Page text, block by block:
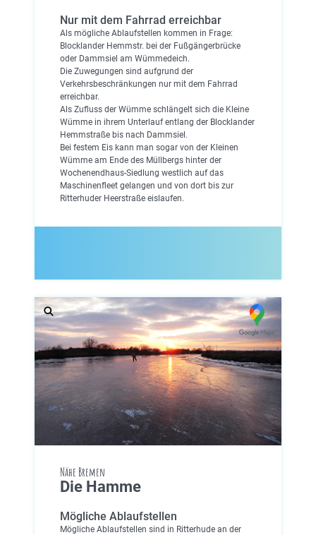
Nur mit dem Fahrrad erreichbar
Als mögliche Ablaufstellen kommen in Frage:
Blocklander Hemmstr. bei der Fußgängerbrücke
oder Dammsiel am Wümmedeich.
Die Zuwegungen sind aufgrund der
Verkehrsbeschränkungen nur mit dem Fahrrad
erreichbar.
Als Zufluss der Wümme schlängelt sich die Kleine
Wümme in ihrem Unterlauf entlang der Blocklander
Hemmstraße bis nach Dammsiel.
Bei festem Eis kann man sogar von der Kleinen
Wümme am Ende des Müllbergs hinter der
Wochenendhaus-Siedlung westlich auf das
Maschinenfleet gelangen und von dort bis zur
Ritterhuder Heerstraße eislaufen.
Nähe Bremen
Die Hamme
Mögliche Ablaufstellen
Mögliche Ablaufstellen sind in Ritterhude an der